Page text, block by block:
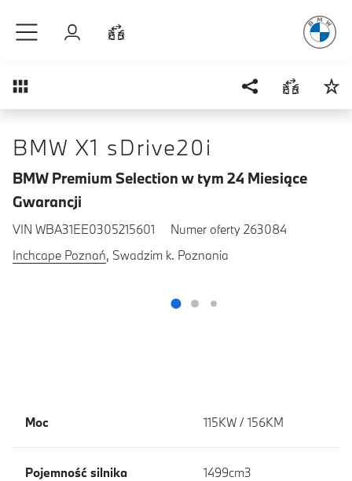
Zaloguj się
Przegląd
BMW X1 sDrive20i
BMW Premium Selection w tym 24 Miesiące
Gwarancji
VIN WBA31EE0305215601
Numer oferty 263084
Inchcape Poznań, Swadzim k. Poznania
Moc 115KW / 156KM
Pojemność silnika 1499cm3